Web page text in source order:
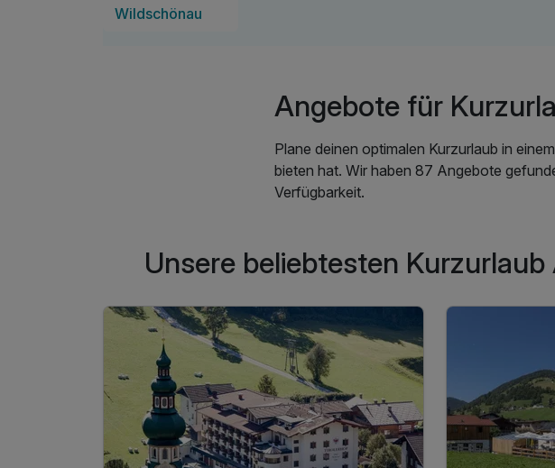
Wildschönau
Angebote für
Plane deinen optimalen Kurzurlaub in
bieten hat. Wir haben 87 Angebote
Verfügbarkeit.
Unsere beliebtesten